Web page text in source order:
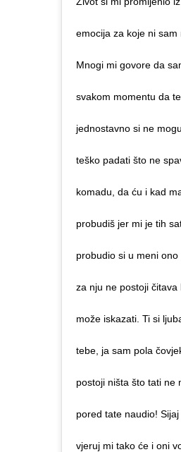
emocija za koje ni
Mnogi mi govore da
svakom momentu da
jednostavno si ne
teško padati što ne
komadu, da ću i kad
probudiš jer mi je tih
probudio si u meni
za nju ne postoji
može iskazati. Ti si
tebe, ja sam pola
postoji ništa što tati ne
pored tate naudio!
vjeruj mi tako će i oni